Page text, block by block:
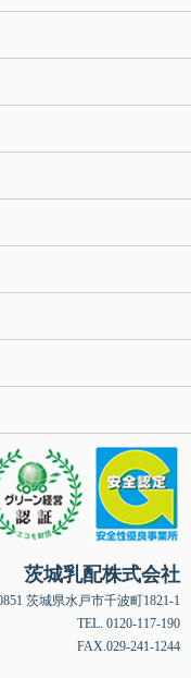
茨城乳配株式会社
茨城県水戸市千波町1821-1
TEL. 0120-117-190
FAX.029-241-1244